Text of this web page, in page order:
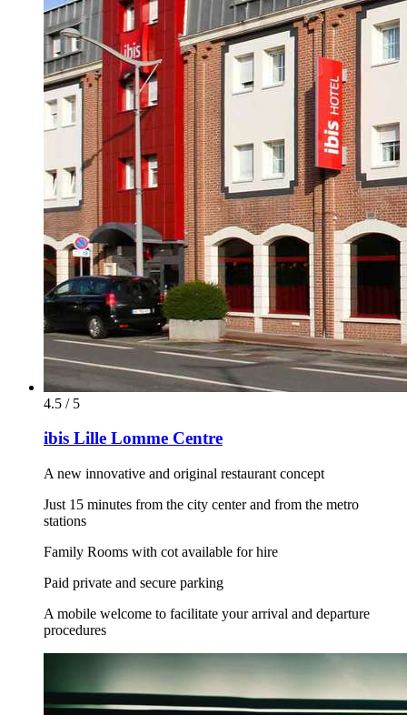
4.5 / 5
ibis Lille Lomme Centre
A new innovative and original restaurant concept
Just 15 minutes from the city center and from the metro
stations
Family Rooms with cot available for hire
Paid private and secure parking
A mobile welcome to facilitate your arrival and departure
procedures